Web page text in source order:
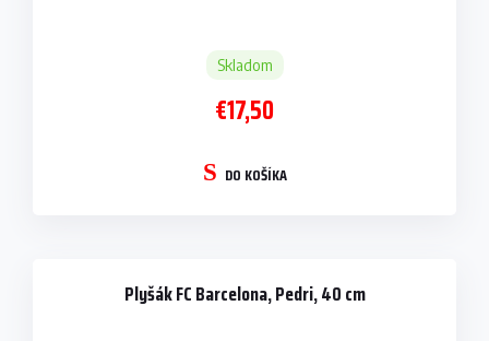
Skladom
€17,50
DO KOŠÍKA
Plyšák FC Barcelona, Pedri, 40 cm